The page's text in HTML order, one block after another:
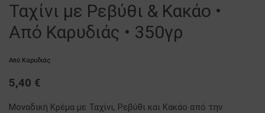
Ταχίνι με Ρεβύθι & Κακάο •
Από Καρυδιάς • 350γρ
Από Καρυδιάς
5,40 €
Μοναδική Κρέμα με Ταχίνι, Ρεβύθι και Κακάο από την